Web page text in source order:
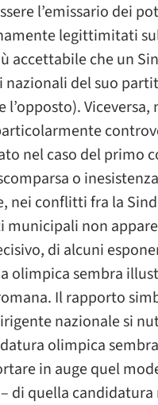
l’emissario dei
legittimitati
accettabile che un
del suo
Viceversa,
nel caso del primo
o
nei conflitti fra la
non
di alcuni
olimpica sembra
Il rapporto
nazionale si
olimpica
in auge quel
di quella